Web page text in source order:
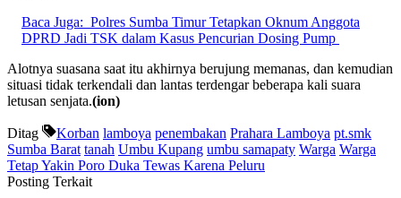
Baca Juga: Polres Sumba Timur Tetapkan Oknum Anggota
DPRD Jadi TSK dalam Kasus Pencurian Dosing Pump
Alotnya suasana saat itu akhirnya berujung memanas, dan kemudian
situasi tidak terkendali dan lantas terdengar beberapa kali suara
letusan senjata.(ion)
Ditag Korban lamboya penembakan Prahara Lamboya pt.smk
Sumba Barat tanah Umbu Kupang umbu samapaty Warga Warga
Tetap Yakin Poro Duka Tewas Karena Peluru
Posting Terkait